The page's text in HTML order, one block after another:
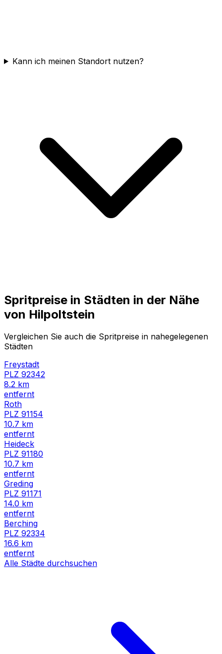
Kann ich meinen Standort nutzen?
Spritpreise in Städten in der Nähe
von Hilpoltstein
Vergleichen Sie auch die Spritpreise in nahegelegenen
Städten
Freystadt
PLZ 92342
8.2 km
entfernt
Roth
PLZ 91154
10.7 km
entfernt
Heideck
PLZ 91180
10.7 km
entfernt
Greding
PLZ 91171
14.0 km
entfernt
Berching
PLZ 92334
16.6 km
entfernt
Alle Städte durchsuchen